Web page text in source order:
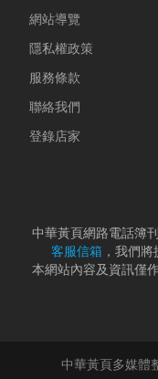
網站導覽
隱私權政策
服務條款
聯絡我們
登錄店家
中華黃頁網路電話簿
客服信箱 ，我們
本網站內容及資訊僅
中華黃頁多媒體